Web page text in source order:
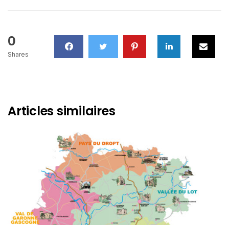
0
Shares
Articles similaires